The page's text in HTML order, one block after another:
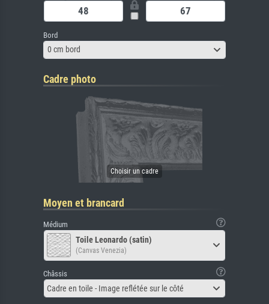
Bord
0 cm bord
Cadre photo
Moyen et brancard
Médium
Toile Leonardo (satin)
(Canvas Venezia)
Châssis
Cadre en toile - Image reflétée sur le côté